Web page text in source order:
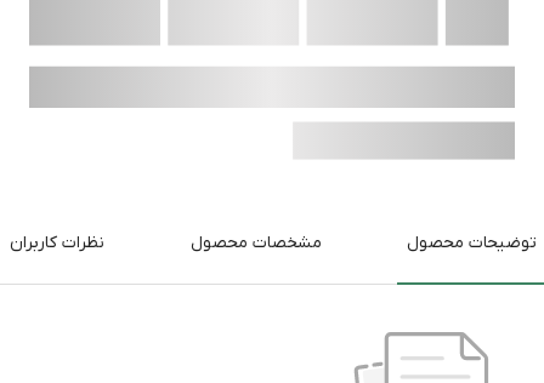
توضیحات محصول مشخصات محصول نظرات کاربران